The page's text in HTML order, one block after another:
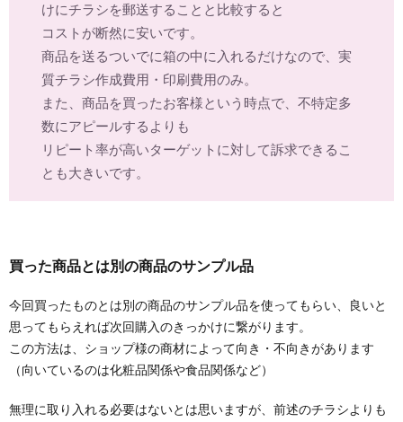
けにチラシを郵送することと比較すると
コストが断然に安いです。
商品を送るついでに箱の中に入れるだけなので、実
質チラシ作成費用・印刷費用のみ。
また、商品を買ったお客様という時点で、不特定多
数にアピールするよりも
リピート率が高いターゲットに対して訴求できるこ
とも大きいです。
買った商品とは別の商品のサンプル品
今回買ったものとは別の商品のサンプル品を使ってもらい、良いと
思ってもらえれば次回購入のきっかけに繋がります。
この方法は、ショップ様の商材によって向き・不向きがあります
（向いているのは化粧品関係や食品関係など）
無理に取り入れる必要はないとは思いますが、前述のチラシよりも